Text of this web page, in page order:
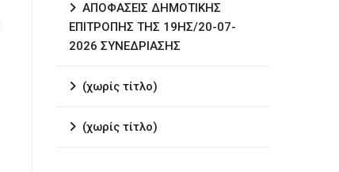
ΑΠΟΦΑΣΕΙΣ ΔΗΜΟΤΙΚΗΣ
ΕΠΙΤΡΟΠΗΣ ΤΗΣ 19ΗΣ/20-07-
2026 ΣΥΝΕΔΡΙΑΣΗΣ
(χωρίς τίτλο)
(χωρίς τίτλο)